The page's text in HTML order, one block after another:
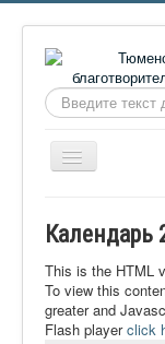
Искать...
Включить/
выключить
О фонде
Онлайн
Календарь
This is the HTML
To view this
greater and
Flash playerclick